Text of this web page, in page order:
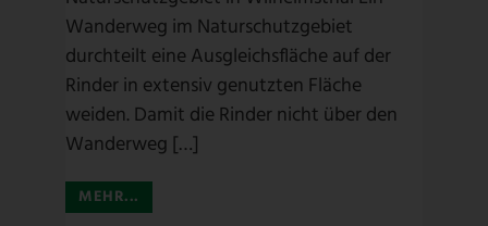
Wanderweg im Naturschutzgebiet
durchteilt eine Ausgleichsfläche auf der
Rinder in extensiv genutzten Fläche
weiden. Damit die Rinder nicht über den
Wanderweg […]
MEHR...